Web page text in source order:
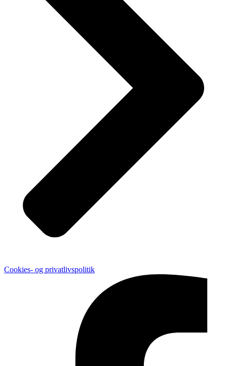
Cookies- og privatlivspolitik